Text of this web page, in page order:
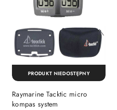
Raymarine Tacktic micro
kompas system
PRODUKT NIEDOSTĘPNY